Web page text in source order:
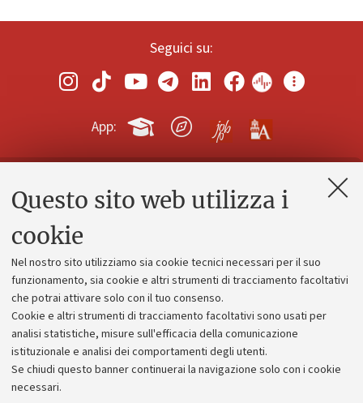
Questo sito web utilizza i
cookie
Nel nostro sito utilizziamo sia cookie tecnici necessari per il suo
funzionamento, sia cookie e altri strumenti di tracciamento facoltativi
che potrai attivare solo con il tuo consenso.
Cookie e altri strumenti di tracciamento facoltativi sono usati per
analisi statistiche, misure sull'efficacia della comunicazione
istituzionale e analisi dei comportamenti degli utenti.
Se chiudi questo banner continuerai la navigazione solo con i cookie
necessari.
Seguici su:
App:
Contatti e PEC
Alumni community
Piano strategico
Bilanci
Donazioni e 5x1000
Merchandising - UniboStore